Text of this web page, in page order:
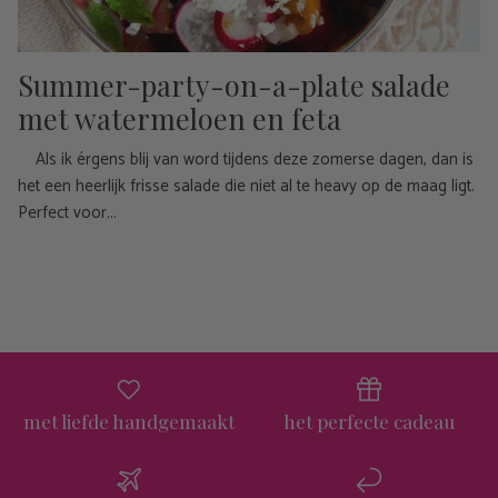
Summer-party-on-a-plate salade
met watermeloen en feta
Als ik érgens blij van word tijdens deze zomerse dagen, dan is
het een heerlijk frisse salade die niet al te heavy op de maag ligt.
Perfect voor...
met liefde handgemaakt het perfecte cadeau